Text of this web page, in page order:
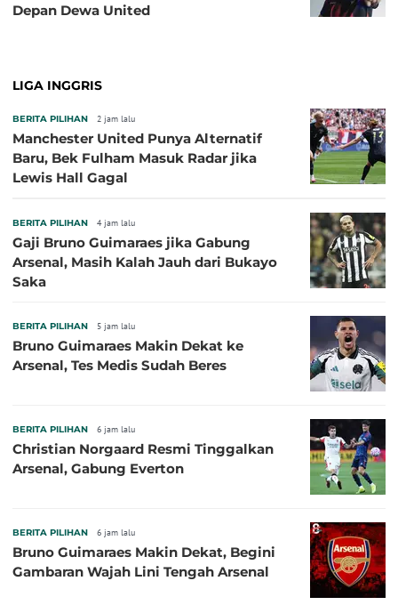
Depan Dewa United
LIGA INGGRIS
BERITA PILIHAN 2 jam lalu
Manchester United Punya Alternatif
Baru, Bek Fulham Masuk Radar jika
Lewis Hall Gagal
BERITA PILIHAN 4 jam lalu
Gaji Bruno Guimaraes jika Gabung
Arsenal, Masih Kalah Jauh dari Bukayo
Saka
BERITA PILIHAN 5 jam lalu
Bruno Guimaraes Makin Dekat ke
Arsenal, Tes Medis Sudah Beres
BERITA PILIHAN 6 jam lalu
Christian Norgaard Resmi Tinggalkan
Arsenal, Gabung Everton
BERITA PILIHAN 6 jam lalu
Bruno Guimaraes Makin Dekat, Begini
Gambaran Wajah Lini Tengah Arsenal